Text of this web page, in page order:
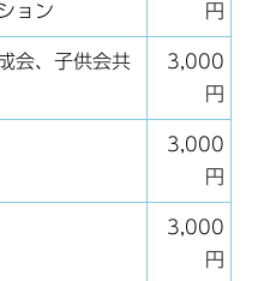
ョン
円
会、子供会共
3,000
円
3,000
円
3,000
円